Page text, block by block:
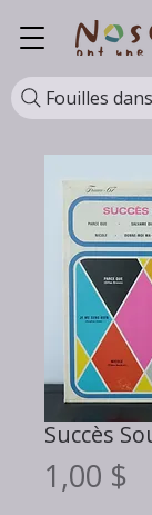
Fouilles
Succès
1,00 $